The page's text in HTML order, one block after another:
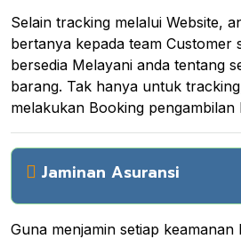
Selain tracking melalui Website,
bertanya kepada team Customer
bersedia Melayani anda tentang
barang. Tak hanya untuk
melakukan Booking pengambilan
Jaminan Asuransi
Guna menjamin setiap